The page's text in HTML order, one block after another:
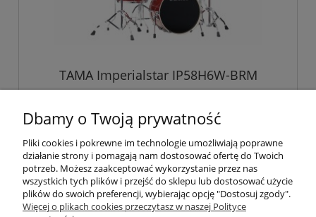
TAMA Imperialstar IP58H6W-BRM
4 100,00 zł
Pomoc
Dbamy o Twoją prywatność
Pliki cookies i pokrewne im technologie umożliwiają poprawne
działanie strony i pomagają nam dostosować ofertę do Twoich
potrzeb. Możesz zaakceptować wykorzystanie przez nas
wszystkich tych plików i przejść do sklepu lub dostosować użycie
plików do swoich preferencji, wybierając opcję "Dostosuj zgody".
Więcej o plikach cookies przeczytasz w naszej Polityce